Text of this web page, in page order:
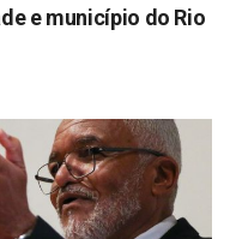
e município do Rio